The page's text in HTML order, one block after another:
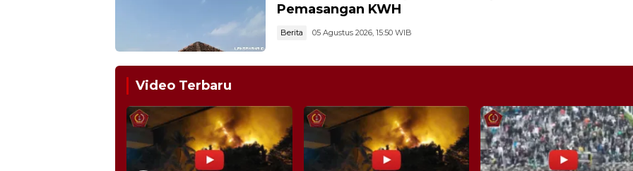
Pemasangan KWH
Berita 05 Agustus 2026, 15:50 WIB
Media
Laksamana
Video Terbaru